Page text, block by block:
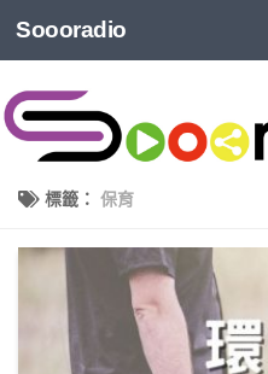
Soooradio
標籤： 保育